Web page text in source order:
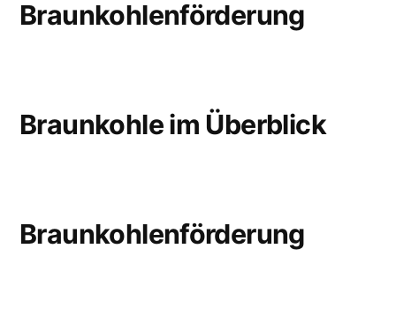
Braunkohlenförderung
Braunkohle im Überblick
Braunkohlenförderung